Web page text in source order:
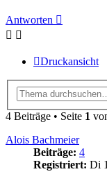
Antworten
Druckansicht
4 Beiträge • Seite 1
Alois Bachmeier
Beiträge: 4
Registriert: Di